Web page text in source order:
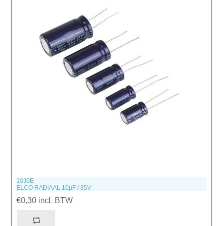
10J0E
ELCO RADIAAL 10µF / 35V
€0,30 incl. BTW